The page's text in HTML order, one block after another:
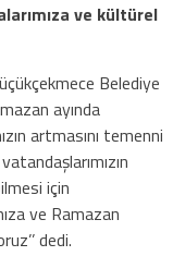
ve kültürel
Belediye
ayında
artmasını temenni
için
ve Ramazan
dedi.